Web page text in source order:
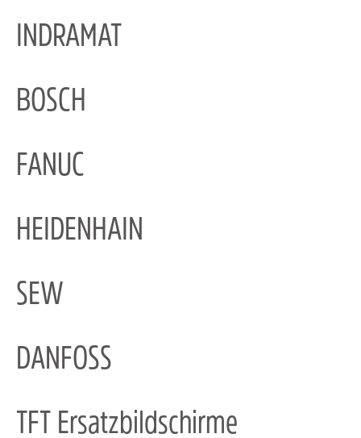
INDRAMAT
BOSCH
FANUC
HEIDENHAIN
SEW
DANFOSS
TFT Ersatzbildschirme